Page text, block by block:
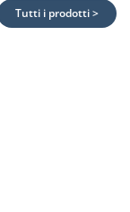
Tutti i prodotti >